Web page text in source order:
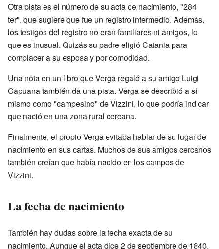
Otra pista es el número de su acta de nacimiento, "284
ter", que sugiere que fue un registro intermedio. Además,
los testigos del registro no eran familiares ni amigos, lo
que es inusual. Quizás su padre eligió Catania para
complacer a su esposa y por comodidad.
Una nota en un libro que Verga regaló a su amigo Luigi
Capuana también da una pista. Verga se describió a sí
mismo como "campesino" de Vizzini, lo que podría indicar
que nació en una zona rural cercana.
Finalmente, el propio Verga evitaba hablar de su lugar de
nacimiento en sus cartas. Muchos de sus amigos cercanos
también creían que había nacido en los campos de
Vizzini.
La fecha de nacimiento
También hay dudas sobre la fecha exacta de su
nacimiento. Aunque el acta dice 2 de septiembre de 1840,